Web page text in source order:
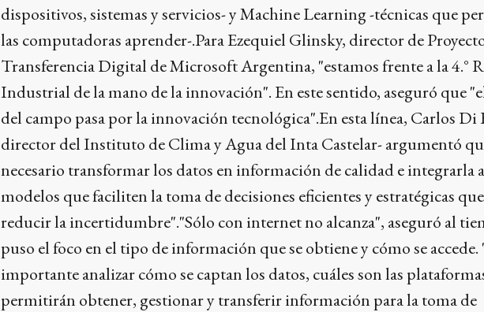
dispositivos, sistemas y servicios- y Machine Learning -técnicas que
las computadoras aprender-.Para Ezequiel Glinsky, director de
Transferencia Digital de Microsoft Argentina, "estamos frente a la 4.°
Industrial de la mano de la innovación". En este sentido, aseguró que
del campo pasa por la innovación tecnológica".En esta línea, Carlos Di
director del Instituto de Clima y Agua del Inta Castelar- argumentó
necesario transformar los datos en información de calidad e integrarla
modelos que faciliten la toma de decisiones eficientes y estratégicas
reducir la incertidumbre"."Sólo con internet no alcanza", aseguró al
puso el foco en el tipo de información que se obtiene y cómo se accede.
importante analizar cómo se captan los datos, cuáles son las
permitirán obtener, gestionar y transferir información para la toma de